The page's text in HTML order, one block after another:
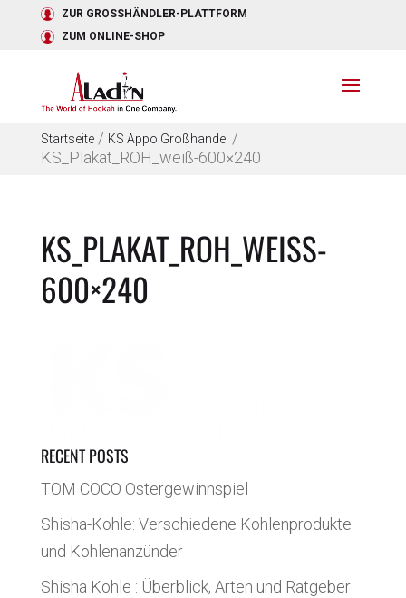
ZUR GROSSHÄNDLER-PLATTFORM
ZUM ONLINE-SHOP
Startseite/ KS Appo Großhandel /
KS_Plakat_ROH_weiß-600×240
KS_PLAKAT_ROH_WEISS-6
00×240
RECENT POSTS
TOM COCO Ostergewinnspiel
Shisha-Kohle: Verschiedene Kohlenprodukte
und Kohlenanzünder
Shisha Kohle : Überblick, Arten und Ratgeber